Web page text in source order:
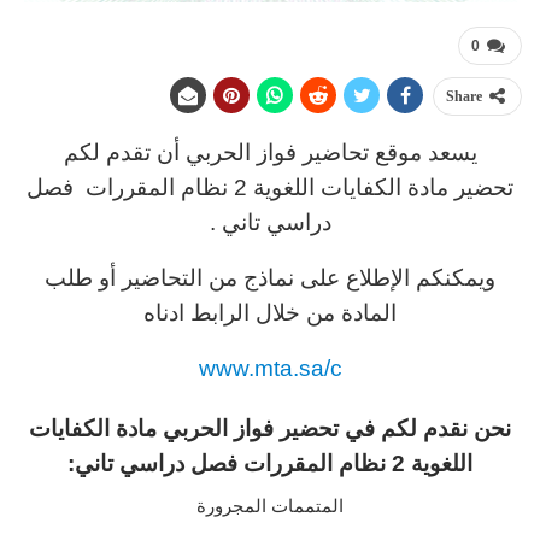
0
Share
يسعد موقع تحاضير فواز الحربي أن تقدم لكم
تحضير مادة الكفايات اللغوية 2 نظام المقررات فصل
دراسي تاني .
ويمكنكم الإطلاع على نماذج من التحاضير أو طلب
المادة من خلال الرابط ادناه
www.mta.sa/c
نحن نقدم لكم في تحضير فواز الحربي مادة الكفايات
اللغوية 2 نظام المقررات فصل دراسي تاني:
المتممات المجرورة